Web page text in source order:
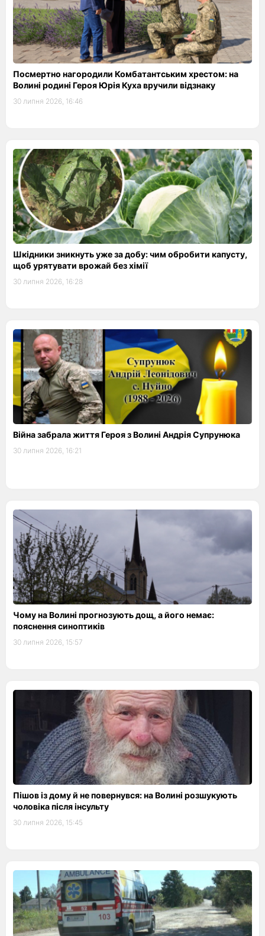
Посмертно нагородили Комбатантським хрестом: на
Волині родині Героя Юрія Куха вручили відзнаку
30 липня 2026, 16:46
Шкідники зникнуть уже за добу: чим обробити капусту,
щоб урятувати врожай без хімії
30 липня 2026, 16:28
Війна забрала життя Героя з Волині Андрія Супрунюка
30 липня 2026, 16:21
Чому на Волині прогнозують дощ, а його немає:
пояснення синоптиків
30 липня 2026, 15:57
Пішов із дому й не повернувся: на Волині розшукують
чоловіка після інсульту
30 липня 2026, 15:45